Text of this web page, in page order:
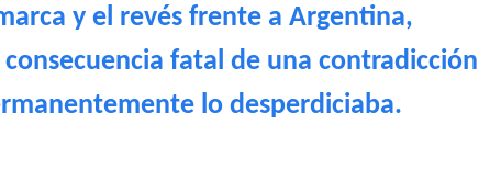
y el revés frente a Argentina,
fatal de una contradicción
lo desperdiciaba.